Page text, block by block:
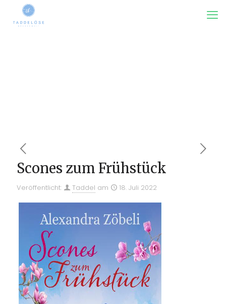
Scones zum Frühstück
Veröffentlicht: Taddel am 18. Juli 2022